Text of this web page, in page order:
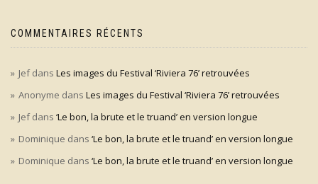
COMMENTAIRES RÉCENTS
Jefdans Les images du Festival ‘Riviera 76’ retrouvées
Anonyme dans Les images du Festival ‘Riviera 76’ retrouvées
Jefdans ‘Le bon, la brute et le truand’ en version longue
Dominique dans ‘Le bon, la brute et le truand’ en version longue
Dominique dans ‘Le bon, la brute et le truand’ en version longue